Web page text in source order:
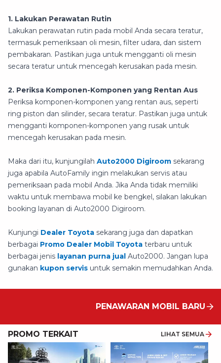
1. Lakukan Perawatan Rutin
Lakukan perawatan rutin pada mobil Anda secara teratur,
termasuk pemeriksaan oli mesin, filter udara, dan sistem
pembakaran. Pastikan juga untuk mengganti oli mesin
secara teratur untuk mencegah kerusakan pada mesin.
2. Periksa Komponen-Komponen yang Rentan Aus
Periksa komponen-komponen yang rentan aus, seperti
ring piston dan silinder, secara teratur. Pastikan juga untuk
mengganti komponen-komponen yang rusak untuk
mencegah kerusakan pada mesin.
Maka dari itu, kunjungilah Auto2000 Digiroom sekarang
juga apabila AutoFamily ingin melakukan servis atau
pemeriksaan pada mobil Anda. Jika Anda tidak memiliki
waktu untuk membawa mobil ke bengkel, silakan lakukan
booking layanan di Auto2000 Digiroom.
Kunjungi Dealer Toyota sekarang juga dan dapatkan
berbagai Promo Dealer Mobil Toyota terbaru untuk
berbagai jenis layanan purna jual Auto2000. Jangan lupa
gunakan kupon servis untuk semakin memudahkan Anda.
PENAWARAN MOBIL BARU
PROMO TERKAIT LIHAT SEMUA